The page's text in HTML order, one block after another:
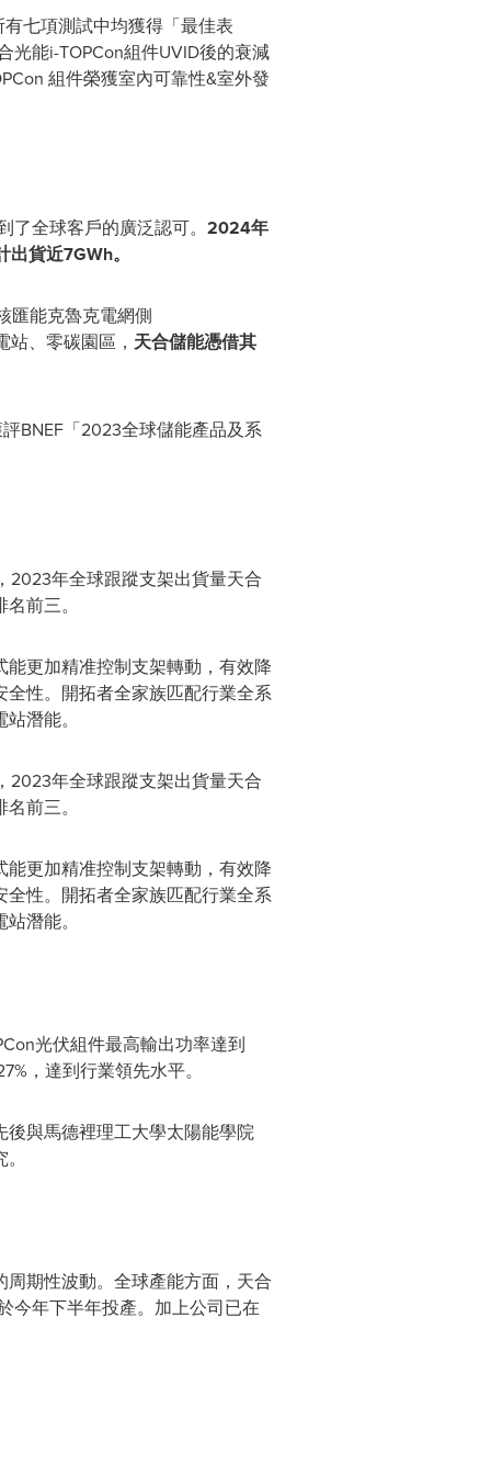
七項測試中均獲得「最佳表
光能i-TOPCon組件UVID後的衰減
組件榮獲室內可靠性&室外發
全球客戶的廣泛認可。 2024年
貨近7GWh。
匯能克魯克電網側
、零碳園區， 天合儲能憑借其
BNEF「2023全球儲能產品及系
2023年全球跟蹤支架出貨量天合
前三。
更加精准控制支架轉動，有效降
性。開拓者全家族匹配行業全系
潛能。
2023年全球跟蹤支架出貨量天合
前三。
更加精准控制支架轉動，有效降
性。開拓者全家族匹配行業全系
潛能。
光伏組件最高輸出功率達到
，達到行業領先水平。
與馬德裡理工大學太陽能學院
期性波動。全球產能方面，天合
今年下半年投產。加上公司已在